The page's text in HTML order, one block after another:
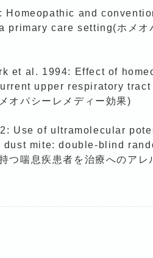
Homeopathic and
care setting(ホメオ
et al. 1994: Effect of
upper respiratory tract
オパシーレメディー効果)
Use of ultramolecular
mite: double-blind
つ喘息疾患者を治療へのア